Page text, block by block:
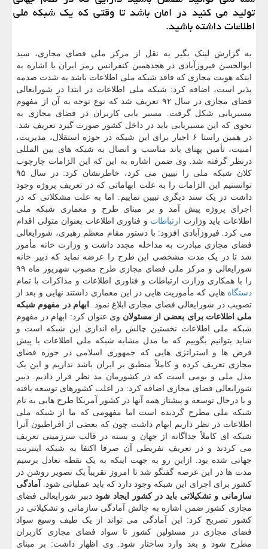
تولید می کنید در امان باشد تا وقتی که یک شبکه ملی
اطلاعات داشته باشید.
به گزارش لینک بگیر به نقل از مرکز ملی فضای مجازی، سید
ابوالحسن فیروزآبادی در هجدهمین کنفرانس رمز ایران با اشاره به
اینکه هویت مجازی که فاقد شبکه ملی اطلاعات باشد به شدت صدمه
پذیر است، اضافه کرد: شبکه ملی اطلاعات در ابتدا در شورایعالی
فضای مجازی در سال ۹۲ تعریف شد که نوع توجه به آن از مفهوم
مسیریابی شکل گرفت. مسیر یابی کاربران در فضای مجازی به
نحوی که این مسیریابی باید در داخل کشور صورت گیرد تعریف شد.
در همین راستا ۶ اجبار برای این شبکه در حوزه استقلال، مدیریت،
امنیت، تأمین پهنای باند مناسب و اتصال به شبکه های بین المللی
درنظر گرفته شد. وی ضمن اشاره به این که این الزامات چارچوب
کلان شبکه ملی را تبیین می کرد، خاطرنشان کرد: در سال ۹۵
توانستیم این الزامات را به علت ابهاماتی که در تعریف پروژه وجود
داشت در یک سند دیگری تبیین نماییم. اما به علت مشکلاتی که در
اجرای پروژه پیش آمد و بر مبنای طرح و معماری شبکه ملی
اطلاعات باید وزارت ارتباطات و فناوری اطلاعات بعنوان متولی اقدام
می کرد. فیروزآبادی افزود: با دستور مقام معظم رهبری، شورایعالی
فضای مجازی مبادرت به مداخله مجدد داشت و وزارت خانه مأمور
شد تا در یک مدت مشخصی این طرح را عرضه نماید که دبیر خانه
شورایعالی و مرکز ملی فضای مجازی طرح مصوب شهریور ماه ۹۹
را با همکاری وزارت ارتباطات و فناوری اطلاعات و مذاکرات با تمام
دستگاه هایی که مأموریت هایی در این معماری داشتند نهایی و بعد از
تصویب در شورایعالی فضای مجازی ابلاغ نمود.
ابهام در مفهوم شبکه
ملی اطلاعات برای بعضی از مسئولان وی عنوان کرد: ابهام در مفهوم
شبکه ملی اطلاعات نخستین چالش راه اندازی این شبکه است و
شاید بتوانیم بگوییم که ما مدل مشابه شبکه ملی اطلاعات با پیش
فرض ها و استراتژی هایی که جمهوری اسلامی در حوزه فضای
مجازی تعریف کرده و کاملاً منطبق بر ایران باشد نداریم و این یک
مدل ملی و بومی است که در کشورمان مد نظر قرار دادیم. دبیر
شورایعالی فضای مجازی اضافه کرد: در اغلب کشورهای توسعه یافته
و یا درحال توسعه و پیشتاز همه آنها در کشور آمریکا طرح هایی به نام
شبکه ملی مطرح گردیده است اما مفهومی که ما از شبکه ملی
اطلاعات در نظر داریم ابهام داشت چون که بعضی از افراطیون آنرا
شبکه ای کاملاً جداگانه از جهان و بسته در قالب سرزمینی تعریف
می کردند و در تعریف تفریطی آن صرفا اکتفا به شبکه اینترنت
جهانی شده بود. ازاین رو به جهت اینکه به یک نقطه تعادل برسیم
مدت ها در این عرصه گفتگو شد تا امروز تقریباً یک تصویر روشن در
کشور برای اجرای این شبکه وجود دارد که باید عملیاتی شود.
آمادگی
سازمانی و تشکیلاتی باید در کشور ایجاد شود دبیر شورایعالی فضای
مجازی کشور ضمن اشاره به چالش آمادگی سازمانی و تشکیلاتی در
کشور تصریح کرد: این آمادگی می تواند از یک طیف وسیع سواد
فضای مجازی در مسئولین کشور تا سواد فضای مجازی کاربران
مطرح شود و بعد وارد ساختار شود. وی اظهار داشت: بر مبنای